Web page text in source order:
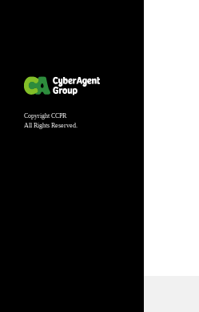
Copyright CCPR
All Rights Reserved.